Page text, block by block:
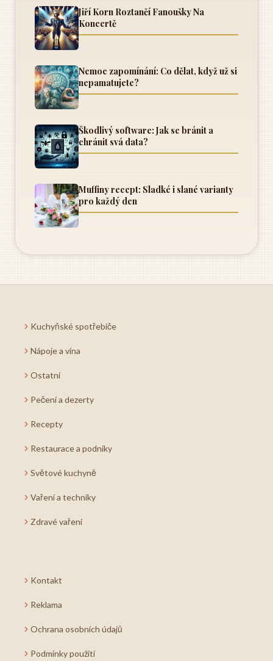
Jiří Korn Roztančí Fanoušky Na
Koncertě
Nemoc zapomínání: Co dělat, když už si
nepamatujete?
Škodlivý software: Jak se bránit a
chránit svá data?
Muffiny recept: Sladké i slané varianty
pro každý den
Kuchyňské spotřebiče
Nápoje a vína
Ostatní
Pečení a dezerty
Recepty
Restaurace a podniky
Světové kuchyně
Vaření a techniky
Zdravé vaření
Kontakt
Reklama
Ochrana osobních údajů
Podmínky použití